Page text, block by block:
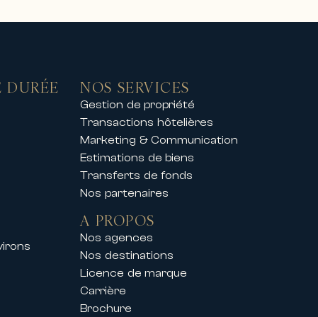
belles stations de ski,
privé, nos propriétés offrent
également ses clients
les principaux congrès et
NOS SERVICES
Gestion de propriété
Transactions hôtelières
Marketing & Communication
Estimations de biens
Transferts de fonds
Nos partenaires
A PROPOS
Nos agences
Nos destinations
Licence de marque
Carrière
Brochure